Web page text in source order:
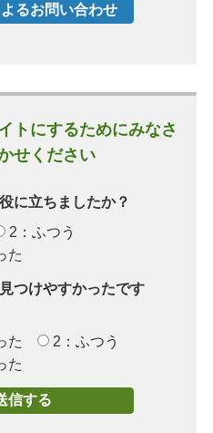
トにするためにみなさ
せください
に立ちましたか？
2：ふつう
た
つけやすかったです
た
2：ふつう
た